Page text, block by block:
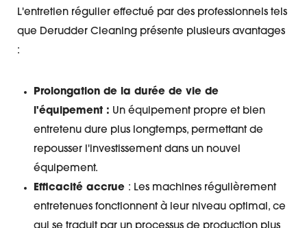
L'entretien régulier effectué par des professionnels tels
que Derudder Cleaning présente plusieurs avantages
:
Prolongation de la durée de vie de
l'équipement : Un équipement propre et bien
entretenu dure plus longtemps, permettant de
repousser l'investissement dans un nouvel
équipement.
Efficacité accrue : Les machines régulièrement
entretenues fonctionnent à leur niveau optimal, ce